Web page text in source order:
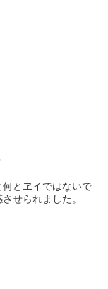
とヱイではないで
せられました。